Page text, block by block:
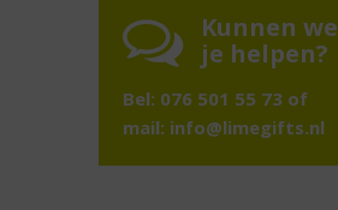
Kunnen we
je helpen?
Bel: 076 501 55 73 of
mail: info@limegifts.nl